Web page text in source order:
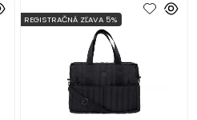
REGISTRAČNÁ ZĽAVA 5%